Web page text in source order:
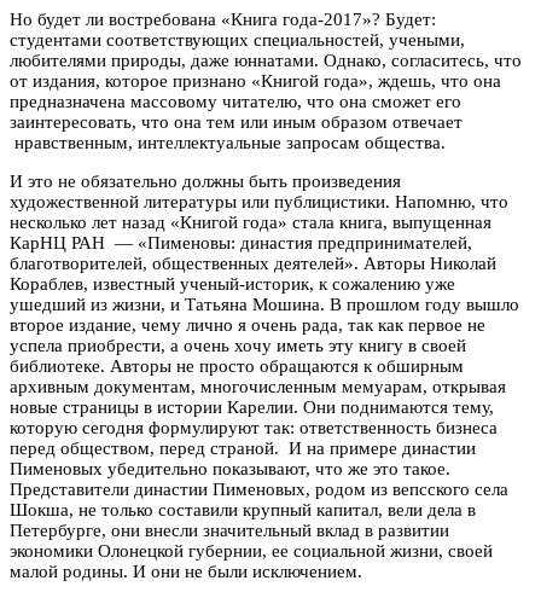
Но будет ли востребована «Книга года-2017»? Будет:
студентами соответствующих специальностей, учеными,
любителями природы, даже юннатами. Однако, согласитесь, что
от издания, которое признано «Книгой года», ждешь, что она
предназначена массовому читателю, что она сможет его
заинтересовать, что она тем или иным образом отвечает
нравственным, интеллектуальные запросам общества.
И это не обязательно должны быть произведения
художественной литературы или публицистики. Напомню, что
несколько лет назад «Книгой года» стала книга, выпущенная
КарНЦ РАН — «Пименовы: династия предпринимателей,
благотворителей, общественных деятелей». Авторы Николай
Кораблев, известный ученый-историк, к сожалению уже
ушедший из жизни, и Татьяна Мошина. В прошлом году вышло
второе издание, чему лично я очень рада, так как первое не
успела приобрести, а очень хочу иметь эту книгу в своей
библиотеке. Авторы не просто обращаются к обширным
архивным документам, многочисленным мемуарам, открывая
новые страницы в истории Карелии. Они поднимаются тему,
которую сегодня формулируют так: ответственность бизнеса
перед обществом, перед страной. И на примере династии
Пименовых убедительно показывают, что же это такое.
Представители династии Пименовых, родом из вепсского села
Шокша, не только составили крупный капитал, вели дела в
Петербурге, они внесли значительный вклад в развитии
экономики Олонецкой губернии, ее социальной жизни, своей
малой родины. И они не были исключением.